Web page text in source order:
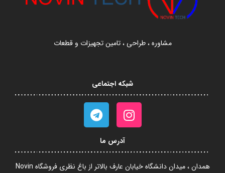
مشاوره ، طراحی ، تامین تجهیزات و قطعات
شبکه اجتماعی
آدرس ما
همدان ، میدان دانشگاه خیابان عارف بالاتر از باغ نظری فروشگاه Novin